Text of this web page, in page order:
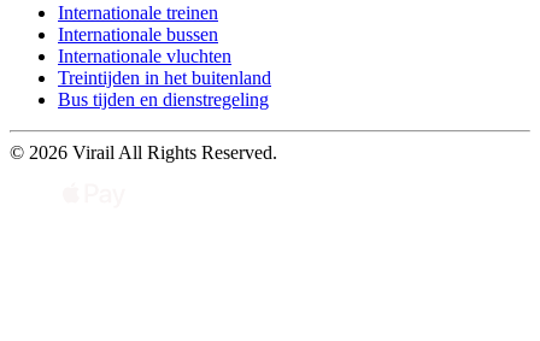
Internationale treinen
Internationale bussen
Internationale vluchten
Treintijden in het buitenland
Bus tijden en dienstregeling
© 2026 Virail All Rights Reserved.